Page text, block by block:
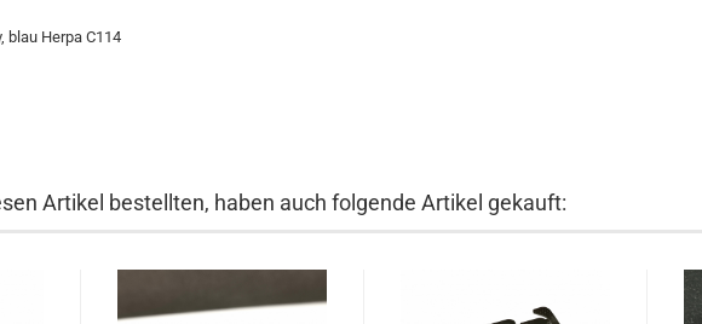
blau Herpa C114
Artikel bestellten, haben auch folgende Artikel gekauft: